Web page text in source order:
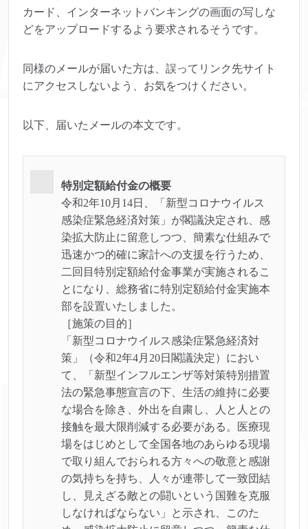
カード、インターネットバンキングの画面の写しな
どをアップロードするよう要求されるそうです。
同様のメールが届いた方は、誤ってリンク先サイト
にアクセスしないよう、お気をつけください。
以下、届いたメールの本文です。
特別定額給付金の概要
令和2年10月14日、「新型コロナウイルス
感染症緊急経済対策」が閣議決定され、感
染拡大防止に留意しつつ、簡素な仕組みで
迅速かつ的確に家計への支援を行うため、
二回目特別定額給付金事業が実施されるこ
とになり、総務省に特別定額給付金実施本
部を設置いたしました。
［施策の目的］
「新型コロナウイルス感染症緊急経済対
策」（令和2年4月20日閣議決定）におい
て、「新型インフルエンザ等対策特別措置
法の緊急事態宣言の下、生活の維持に必要
な場合を除き、外出を自粛し、人と人との
接触を最大限削減する必要がある。医療現
場をはじめとして全国各地のあらゆる現場
で取り組んでおられる方々への敬意と感謝
の気持ちを持ち、人々が連帯して一致団結
し、見えざる敵との闘いという国難を克服
しなければならない」と示され、このた